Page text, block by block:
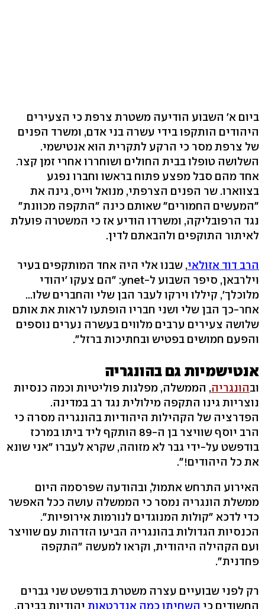
ביום א' השבוע הודיעה משטרת צרפת כי הצעירים
היהודים הותקפו בידי עשרה בני אדם, ומשרד הפנים
של צרפת מסר כי הרקע לתקרית הוא אנטישמי.
השלושה טופלו בבית החולים ושוחררו אחרי זמן קצר.
אחד מהם סבל מפצע פתוח בראשו וחברו נפגע
בצווארו. שר הפנים הצרפתי, מנואל וייס, גינה את
"המעשים החמורים" שאותם כינה "התקפה מכוונת"
נגד הרפובליקה, ומשרדו הודיע אז כי המשטרה פועלת
לאיתור התוקפים ולהבאתם לדין.
הרב דוד אזולאי, שבנו אלי היה אחד המותקפים בעיר
וילרבאן, סיפר השבוע ל-ynet: "הם צעקו 'יהודי
מלוכלך', קיללו וירקו לעבר הבן שלי והחברים שלו...
אחר-כך הבן שלי ושני חבריו הופתעו לראות את אותם
שלושה צעירים ערבים מלווים בעשרה נערים נוספים
והפעם חמושים בפטיש ובחתיכות ברזל".
אנטישמיות גם בהונגריה
ובהונגריה, הממשלה, מפלגות פוליטיות וכמה כנסיות
נוצריות גינו התקפה מילולית נגד רב במדינה.
הפדרציה של הקהילות היהודיות בהונגריה מסרה כי
הרב יוסף שוויצר בן ה-89 הותקף ליד ביתו במרכז
בודפשט על-ידי גבר לא מזוהה, שקרא לעברו "אני שונא
את כל היהודים!".
האירוע התרחש אתמול, ובהודעה שפרסמה היום
ממשלת הונגריה נמסר כי הממשלה עושה ככל האפשר
כדי לדכא "קולות המנוגדים לנורמות אירופיות".
הכנסיות הגדולות בהונגריה הביעו הזדהות עם שוויצר
ועם הקהילה היהודית, וקראו למעשה "התקפה
פחדנית".
רק לפני שבועיים עצרה משטרת בודפשט שני גברים
החשודים כי השחיתו כמה אנדרטאות יהודיות בבירה,